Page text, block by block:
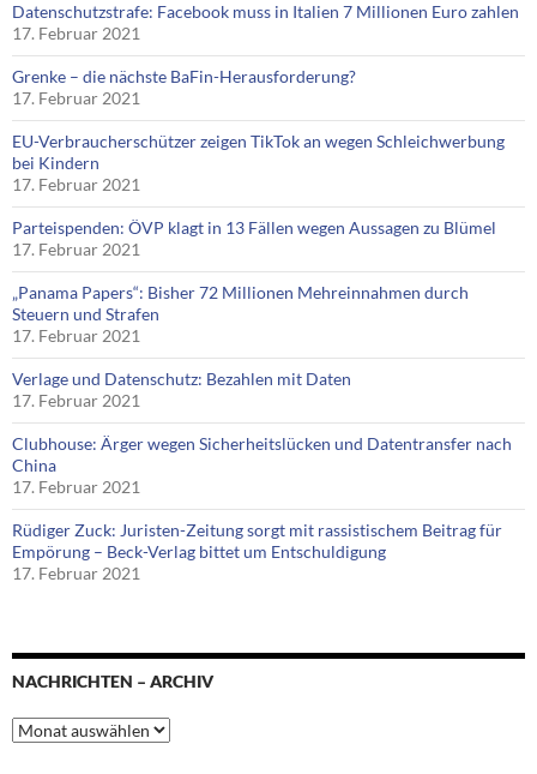
Datenschutzstrafe: Facebook muss in Italien 7 Millionen Euro zahlen
17. Februar 2021
Grenke – die nächste BaFin-Herausforderung?
17. Februar 2021
EU-Verbraucherschützer zeigen TikTok an wegen Schleichwerbung
bei Kindern
17. Februar 2021
Parteispenden: ÖVP klagt in 13 Fällen wegen Aussagen zu Blümel
17. Februar 2021
„Panama Papers“: Bisher 72 Millionen Mehreinnahmen durch
Steuern und Strafen
17. Februar 2021
Verlage und Datenschutz: Bezahlen mit Daten
17. Februar 2021
Clubhouse: Ärger wegen Sicherheitslücken und Datentransfer nach
China
17. Februar 2021
Rüdiger Zuck: Juristen-Zeitung sorgt mit rassistischem Beitrag für
Empörung – Beck-Verlag bittet um Entschuldigung
17. Februar 2021
NACHRICHTEN – ARCHIV
Nachrichten
–